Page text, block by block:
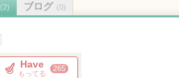
(2) ブログ (0)
Have
もってる
265